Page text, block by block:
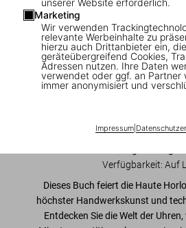
Marketing
Wir verwenden
relevante Werbeinhalte zu
hierzu auch Drittanbieter ein,
geräteübergreifend Cookies,
Adressen nutzen. Ihre Daten
verwendet oder ggf. an Partner
immer anonymisiert und
Impressum|
XL
Ultimate Collector
US$ 850
Verfügbarkeit: Auf
Dieses Buch feiert die Haute
höchster Handwerkskunst und
Entdecken Sie die Welt der